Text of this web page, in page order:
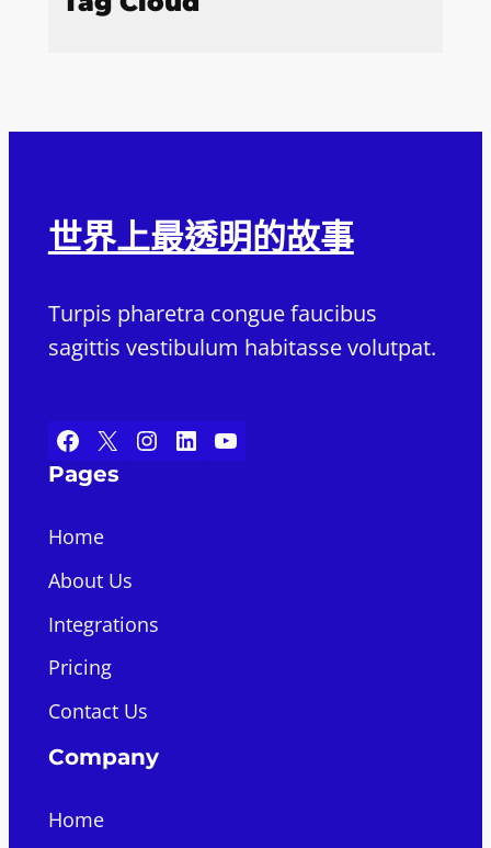
世界上最透明的故事
Turpis pharetra congue faucibus
sagittis vestibulum habitasse volutpat.
Facebook X Instagram LinkedIn YouTube
Pages
Home
About Us
Integrations
Pricing
Contact Us
Company
Home